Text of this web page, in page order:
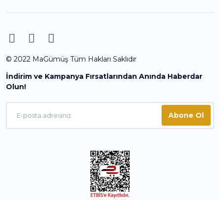
© 2022 MaGümüş Tüm Hakları Saklıdır
İndirim ve Kampanya Fırsatlarından Anında Haberdar
Olun!
Abone Ol